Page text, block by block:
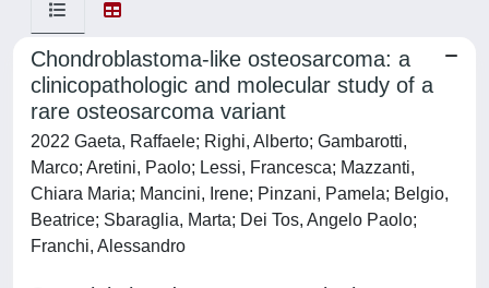
Chondroblastoma-like osteosarcoma: a
clinicopathologic and molecular study of a
rare osteosarcoma variant
2022 Gaeta, Raffaele; Righi, Alberto; Gambarotti,
Marco; Aretini, Paolo; Lessi, Francesca; Mazzanti,
Chiara Maria; Mancini, Irene; Pinzani, Pamela; Belgio,
Beatrice; Sbaraglia, Marta; Dei Tos, Angelo Paolo;
Franchi, Alessandro